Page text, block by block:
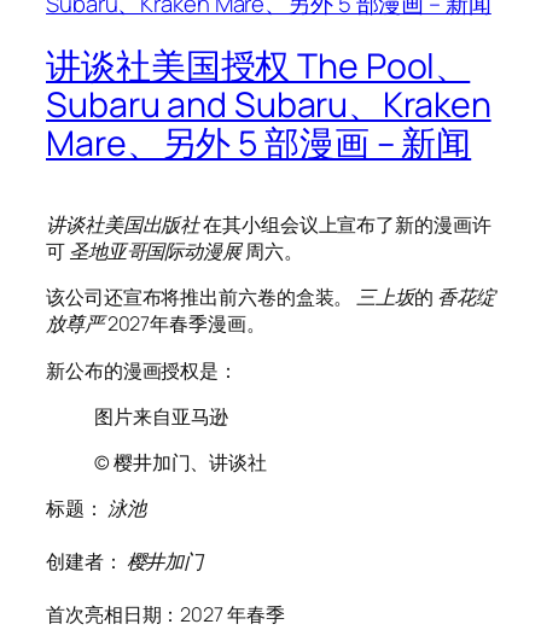
讲谈社美国授权 The Pool、
Subaru and Subaru、Kraken
Mare、另外 5 部漫画 – 新闻
讲谈社美国出版社在其小组会议上宣布了新的漫画许
可 圣地亚哥国际动漫展周六。
该公司还宣布将推出前六卷的盒装。三上坂的 香花绽
放尊严2027年春季漫画。
新公布的漫画授权是：
图片来自亚马逊
© 樱井加门、讲谈社
标题： 泳池
创建者： 樱井加门
首次亮相日期：2027 年春季